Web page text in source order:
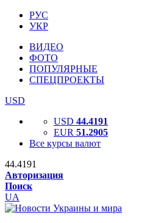
РУС
УКР
ВИДЕО
ФОТО
ПОПУЛЯРНЫЕ
СПЕЦПРОЕКТЫ
USD
USD 44.4191
EUR 51.2905
Все курсы валют
44.4191
Авторизация
Поиск
UA